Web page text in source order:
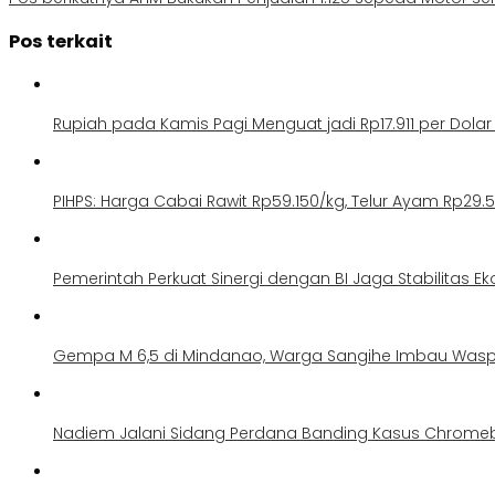
Pos terkait
Rupiah pada Kamis Pagi Menguat jadi Rp17.911 per Dolar
PIHPS: Harga Cabai Rawit Rp59.150/kg, Telur Ayam
Pemerintah Perkuat Sinergi dengan BI Jaga Stabilitas
Gempa M 6,5 di Mindanao, Warga Sangihe Imbau
Nadiem Jalani Sidang Perdana Banding Kasus